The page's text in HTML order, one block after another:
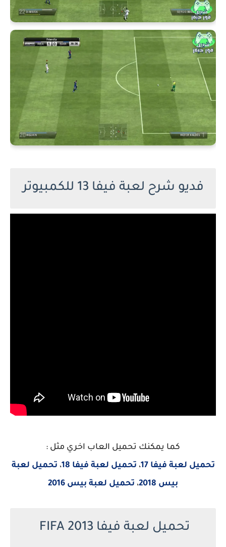
فديو شرح لعبة فيفا 13 للكمبيوتر
كما يمكنك تحميل العاب اخري مثل :
تحميل لعبة فيفا 17
، تحميل لعبة فيفا 18 ، تحميل لعبة
بيس 2018
، تحميل لعبة بيس 2016